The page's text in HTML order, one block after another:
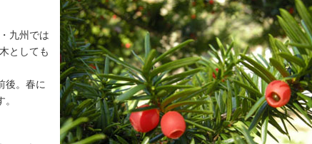
九州では
としても
後。春に